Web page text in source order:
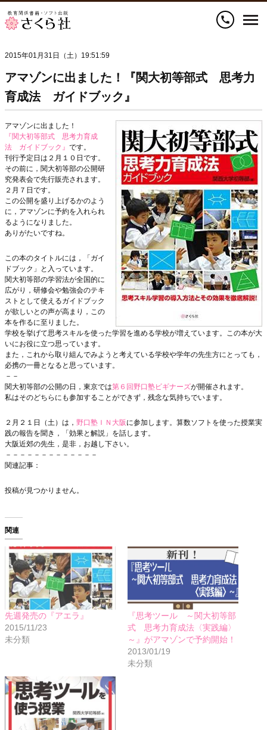
call
2015年01月31日（土）19:51:59
アマゾンに出ました！『関大初等部式 思考力
育成法 ガイドブック』
アマゾンに出ました！
『関大初等部式 思考力育成
法 ガイドブック』 です。
刊行予定日は２月１０日です。
その前に，関大初等部の公開研
究発表会で先行販売されます。
２月７日です。
この公開を盛り上げるかのよう
に，アマゾンに予約を入れられ
るようになりました。
ありがたいですね。
この本のタイトルには，「ガイ
ドブック」と入っています。
関大初等部の学習法が全国的に
広がり，研修会や勉強会のテキ
ストとして使えるガイドブック
が欲しいとの声が高まり，この
本を作るに至りました。
学校を挙げて思考スキルを使った学習を進める学校が増えています。この本が大
いにお役に立つ思っています。
また，これから取り組んでみようと考えている学校や学年の先生方にとっても，
必携の一冊となると思っています。
－－
関大初等部の公開の日，東京では第６回野口塾ビギナーズが開催されます。
私はそのどちらにも参加することができず，残念な気持ちでいます。
２月２１日（土）は， 野口塾ＩＮ大阪 に参加します。算数ソフトを使った授業実
践の報告を聞き，「効果と解説」を話します。
大阪近郊の先生，是非，お越し下さい。
－－－－－－－－－－－－－
関連記事：
投稿が見つかりません。
関連
先週発売の『アエラ』
2015/11/23
未分類
『思考ツール ～関大初等部
式 思考力育成法〈実践編〉
～』がアマゾンで予約開始！
2013/01/19
未分類